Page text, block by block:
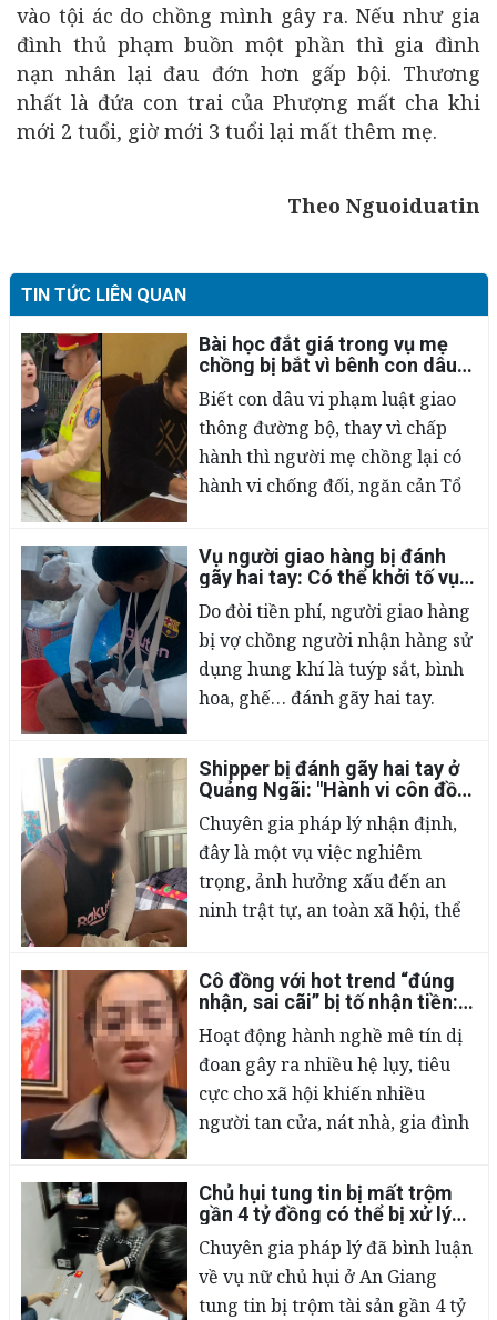
vào tội ác do chồng mình gây ra. Nếu như gia
đình thủ phạm buồn một phần thì gia đình
nạn nhân lại đau đớn hơn gấp bội. Thương
nhất là đứa con trai của Phượng mất cha khi
mới 2 tuổi, giờ mới 3 tuổi lại mất thêm mẹ.
Theo Nguoiduatin
TIN TỨC LIÊN QUAN
Bài học đắt giá trong vụ mẹ
chồng bị bắt vì bênh con dâu
mù quáng
Biết con dâu vi phạm luật giao
thông đường bộ, thay vì chấp
hành thì người mẹ chồng lại có
hành vi chống đối, ngăn cản Tổ
huyện Bá Thước (Thanh Hóa)
đang làm nhiệm vụ. Dù bị khống
chế nhưng người này vẫn văng
nhiều từ ngữ dung tục, khó
nghe.
02/03/2023
Vụ người giao hàng bị đánh
gãy hai tay: Có thể khởi tố vụ
án hình sự?
Do đòi tiền phí, người giao hàng
bị vợ chồng người nhận hàng sử
dụng hung khí là tuýp sắt, bình
hoa, ghế… đánh gãy hai tay.
việc này đã có dấu hiệu vi phạm
pháp luật hình sự.
02/03/2023
Shipper bị đánh gãy hai tay ở
Quảng Ngãi: "Hành vi côn đồ,
có thể khởi tố vụ án hình sự"
Chuyên gia pháp lý nhận định,
đây là một vụ việc nghiêm
trọng, ảnh hưởng xấu đến an
ninh trật tự, an toàn xã hội, thể
luật, xâm phạm đến sức khỏe,
tính mạng của người khác.02/03/2023
Cô đồng với hot trend “đúng
nhận, sai cãi” bị tố nhận tiền:
Nếu thật, liệu có cấu thành tội
lừa đảo?
Hoạt động hành nghề mê tín dị
đoan gây ra nhiều hệ lụy, tiêu
cực cho xã hội khiến nhiều
người tan cửa, nát nhà, gia đình
các hoạt động mê tín dị đoan
đồng bóng, bói toán là cần thiết
để xã hội văn minh hơn, phát
triển lành mạnh hơn
02/03/2023
Chủ hụi tung tin bị mất trộm
gần 4 tỷ đồng có thể bị xử lý
thế nào?
Chuyên gia pháp lý đã bình luận
về vụ nữ chủ hụi ở An Giang
tung tin bị trộm tài sản gần 4 tỷ